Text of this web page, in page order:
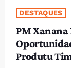
CONTACTOS
DESTAQUES
PM
Produtu